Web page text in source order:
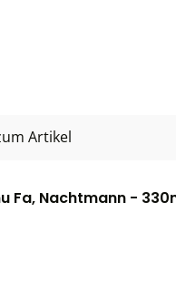
Artikel
Fa, Nachtmann -